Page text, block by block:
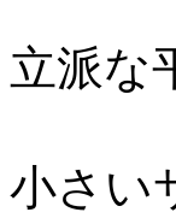
立派な
小さい